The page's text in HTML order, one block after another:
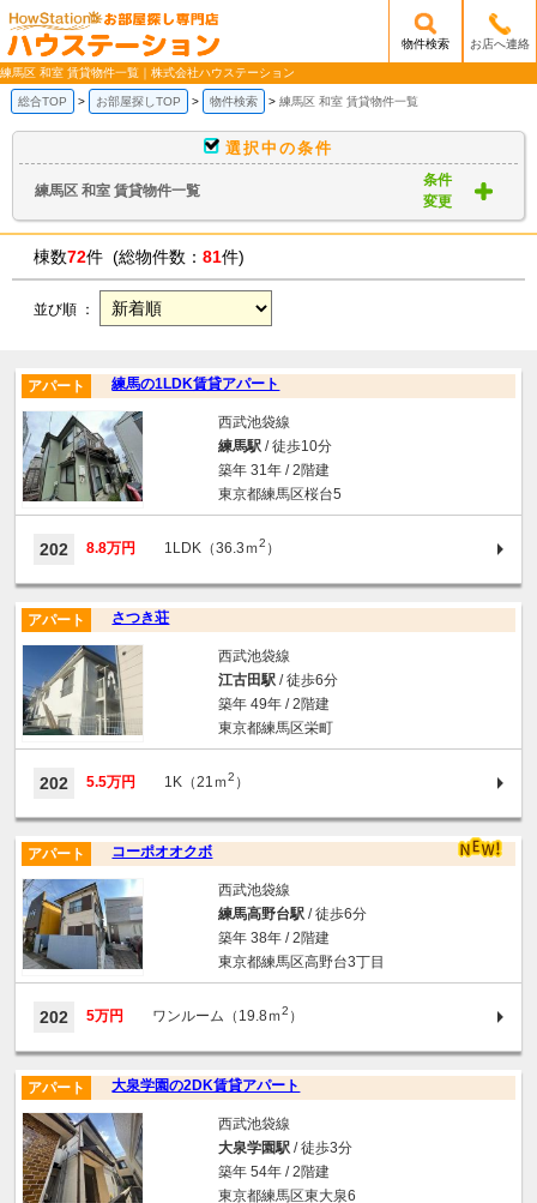
/mobile_img/head-logo.png
物件検索 お店へ連絡
練馬区 和室 賃貸物件一覧｜株式会社ハウステーション
総合TOP お部屋探しTOP 物件検索 練馬区 和室 賃貸物件一覧
選択中の条件
練馬区 和室 賃貸物件一覧
条件
変更
棟数72件 (総物件数： 81件)
並び順 ：
練馬の1LDK賃貸アパート
アパート
西武池袋線
練馬駅/ 徒歩10分
築年 31年 / 2階建
東京都練馬区桜台5
202 8.8万円 1LDK（36.3ｍ2 ）
さつき荘
アパート
西武池袋線
江古田駅/ 徒歩6分
築年 49年 / 2階建
東京都練馬区栄町
202 5.5万円 1K（21ｍ2 ）
コーポオオクボ
アパート
西武池袋線
練馬高野台駅/ 徒歩6分
築年 38年 / 2階建
東京都練馬区高野台3丁目
202 5万円 ワンルーム（19.8ｍ2 ）
大泉学園の2DK賃貸アパート
アパート
西武池袋線
大泉学園駅/ 徒歩3分
築年 54年 / 2階建
東京都練馬区東大泉6